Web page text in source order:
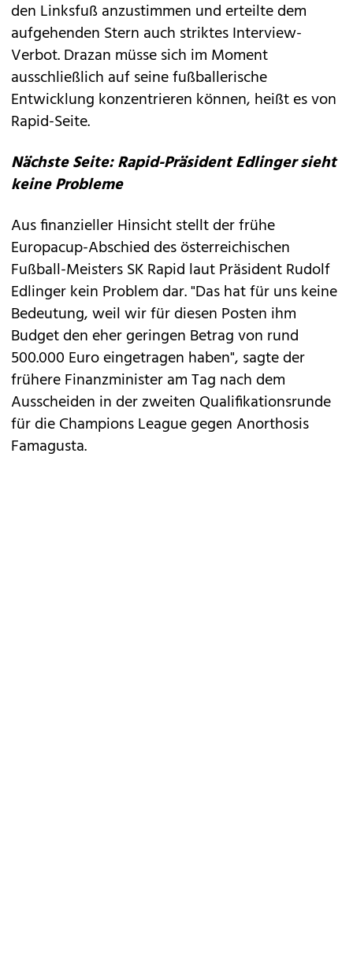
den Linksfuß anzustimmen und erteilte dem
aufgehenden Stern auch striktes Interview-
Verbot. Drazan müsse sich im Moment
ausschließlich auf seine fußballerische
Entwicklung konzentrieren können, heißt es von
Rapid-Seite.
Nächste Seite: Rapid-Präsident Edlinger sieht
keine Probleme
Aus finanzieller Hinsicht stellt der frühe
Europacup-Abschied des österreichischen
Fußball-Meisters SK Rapid laut Präsident Rudolf
Edlinger kein Problem dar. "Das hat für uns keine
Bedeutung, weil wir für diesen Posten ihm
Budget den eher geringen Betrag von rund
500.000 Euro eingetragen haben", sagte der
frühere Finanzminister am Tag nach dem
Ausscheiden in der zweiten Qualifikationsrunde
für die Champions League gegen Anorthosis
Famagusta.